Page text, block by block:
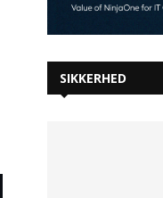
SIKKERHED